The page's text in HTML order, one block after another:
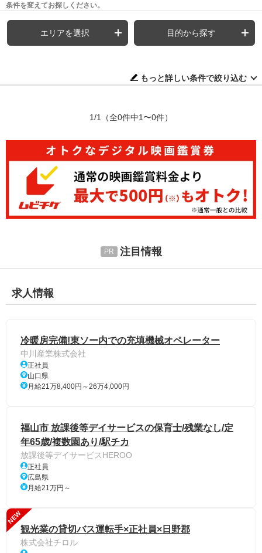
条件を変えてお探しください。
エリアを選択 目的から探す
もっと詳しい条件で絞り込む
1/1 （全0件中1〜0件）
注目情報
求人情報
冷暖房完備!東ソー内での充填機械オペレーター
中川産業株式会社
正社員
山口県
月給21万8,400円～26万4,000円
福山市 放課後等デイサービスの保育士/残業なし/定
年65歳/複数園あり/駅チカ
放課後等デイサービスHEROO
正社員
広島県
月給21万円～
NEW
観光業の貸切バス運転手×正社員×日野郡
株式会社チロル